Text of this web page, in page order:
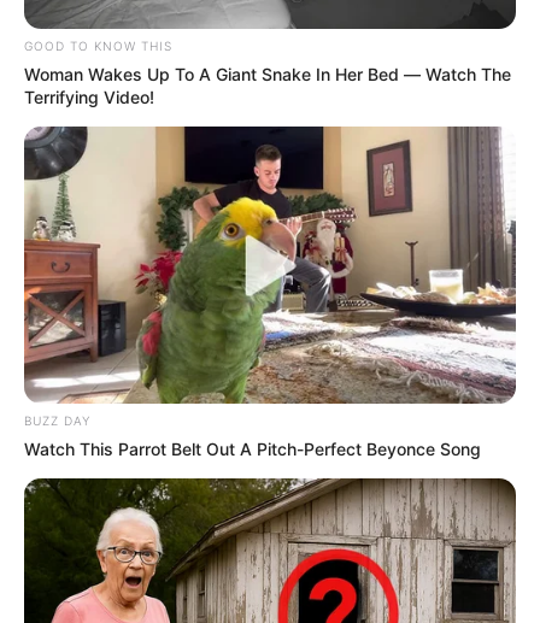
voto en blanco: así quedó
el hospital de los
"quemados"
ELECCIONES
PRESIDENCIALES
Abelardo en el interior y
Cepeda en la periferia: así
votaron las regiones en
primera vuelta del 2026
PALOMA VALENCIA
¿Unión de Oviedo le restó
a Paloma? Este es el
porcentaje que sacó en la
Consulta
GOOD TO KNOW THIS
Woman Wakes Up To A Giant Snake In Her Bed — Watch The
Terrifying Video!
BUZZ DAY
Watch This Parrot Belt Out A Pitch-Perfect Beyonce Song